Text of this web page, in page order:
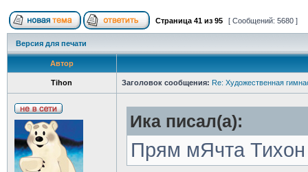
Страница 41из 95 [ Сообщений: 5680 ]
Версия для печати
Автор
Tihon Заголовок сообщения: Re: Художественная
Ика писал(а):
Прям мЯчта